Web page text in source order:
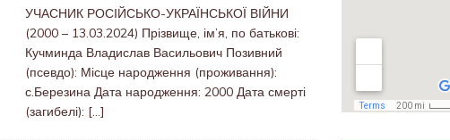
УЧАСНИК РОСІЙСЬКО-УКРАЇНСЬКОЇ ВІЙНИ
(2000 – 13.03.2024) Прізвище, ім’я, по батькові:
Кучминда Владислав Васильович Позивний
(псевдо): Місце народження (проживання):
с.Березина Дата народження: 2000 Дата смерті
(загибелі): […]